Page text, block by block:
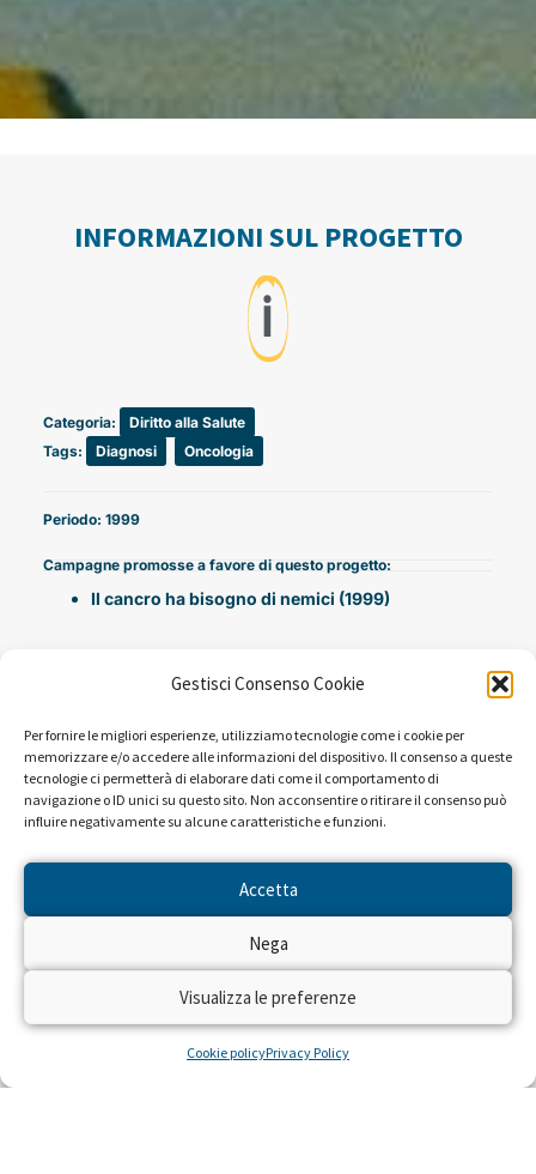
Gestisci Consenso Cookie
Per fornire le migliori esperienze, utilizziamo tecnologie come i cookie per
memorizzare e/o accedere alle informazioni del dispositivo. Il consenso a queste
tecnologie ci permetterà di elaborare dati come il comportamento di
navigazione o ID unici su questo sito. Non acconsentire o ritirare il consenso può
influire negativamente su alcune caratteristiche e funzioni.
Accetta
Nega
Visualizza le preferenze
Cookie policyPrivacy Policy
INFORMAZIONI SUL PROGETTO
ℹ️
Categoria:
Diritto alla Salute
Tags:
Diagnosi Oncologia
Periodo: 1999
Campagne promosse a favore di questo progetto:
Il cancro ha bisogno di nemici (1999)
NEWS DAL PROGETTO
Sembra che non ci siano risultati per la ricerca che hai
eseguito.